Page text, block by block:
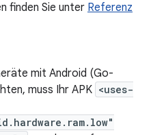
finden Sie unter Referenz
mit Android (Go-
muss Ihr APK <uses-